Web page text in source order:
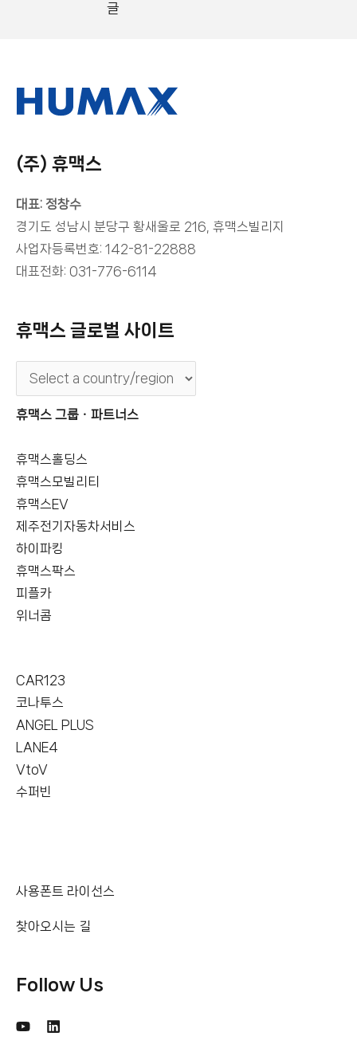
글
(주) 휴맥스
대표: 정창수
경기도 성남시 분당구 황새울로 216, 휴맥스빌리지
사업자등록번호: 142-81-22888
대표전화: 031-776-6114
휴맥스 글로벌 사이트
휴맥스 그룹ㆍ파트너스
휴맥스홀딩스
휴맥스모빌리티
휴맥스EV
제주전기자동차서비스
하이파킹
휴맥스팍스
피플카
위너콤
CAR123
코나투스
ANGEL PLUS
LANE4
VtoV
수퍼빈
사용폰트 라이선스
찾아오시는 길
Follow Us